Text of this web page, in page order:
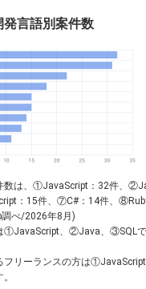
言語別案件数
数は、①JavaScript：32件、②
：15件、⑦C#：14件、⑧
べ/2026年8月)
①JavaScript、②Java、③SQL
フリーランスの方は①JavaScript